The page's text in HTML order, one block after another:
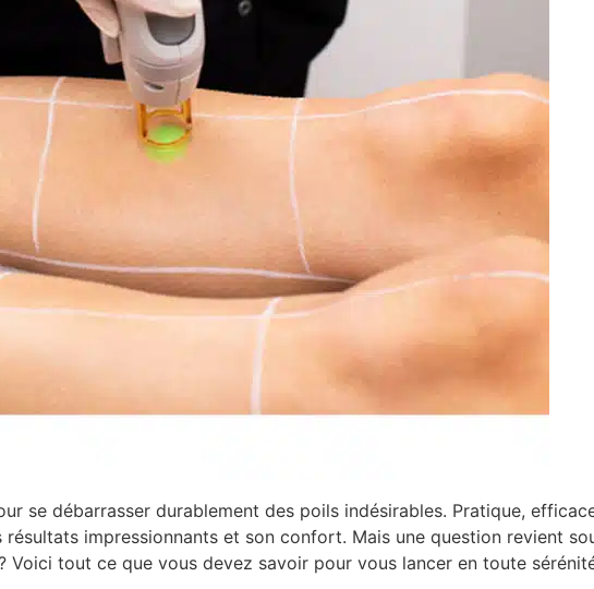
se débarrasser durablement des poils indésirables. Pratique,
impressionnants et son confort. Mais une question revient
tout ce que vous devez savoir pour vous lancer en toute